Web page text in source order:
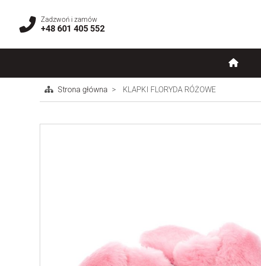
Zadzwoń i zamów
+48 601 405 552
Strona główna KLAPKI FLORYDA RÓŻOWE